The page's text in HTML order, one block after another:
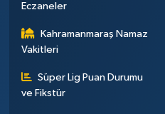
Eczaneler
Kahramanmaraş Namaz
Vakitleri
Süper Lig Puan Durumu
ve Fikstür